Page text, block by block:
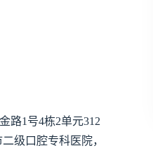
路1号4栋2单元312
级口腔专科医院，